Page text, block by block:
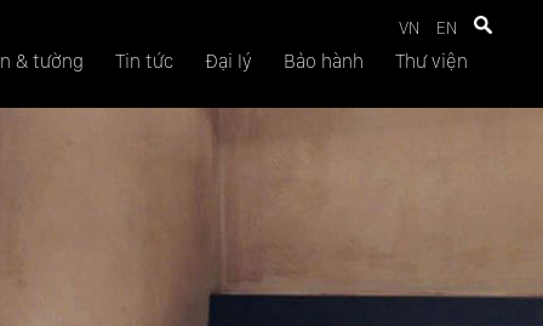
VN EN
& tường Tin tức Đại lý Bảo hành Thư viện